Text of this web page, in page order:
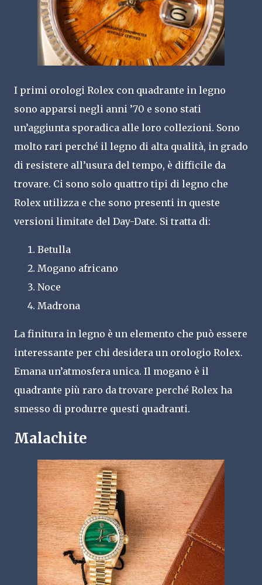
I primi orologi Rolex con quadrante in legno
sono apparsi negli anni ’70 e sono stati
un’aggiunta sporadica alle loro collezioni. Sono
molto rari perché il legno di alta qualità, in grado
di resistere all’usura del tempo, è difficile da
trovare. Ci sono solo quattro tipi di legno che
Rolex utilizza e che sono presenti in queste
versioni limitate del Day-Date. Si tratta di:
Betulla
Mogano africano
Noce
Madrona
La finitura in legno è un elemento che può essere
interessante per chi desidera un orologio Rolex.
Emana un’atmosfera unica. Il mogano è il
quadrante più raro da trovare perché Rolex ha
smesso di produrre questi quadranti.
Malachite